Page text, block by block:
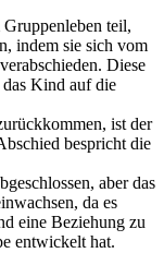
teil,
indem sie sich vom
Diese
Kind auf die
ist der
bespricht die
aber das
da es
eine Beziehung zu
entwickelt hat.